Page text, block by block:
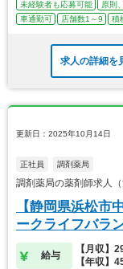
未経験者も応募可能 原則
車通勤可
店舗数1～9 積
求人の詳細を
更新日：2025年10月14日
正社員 調剤薬局
調剤薬局の薬剤師求人
【静岡県浜松
ークライフバラ
給与
【月収】
【年収】